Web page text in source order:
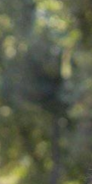
FACEBOOK